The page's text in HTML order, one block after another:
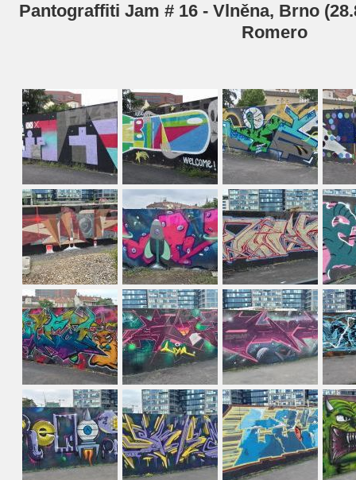
Pantograffiti Jam # 16 - Vlněna, Brno
Romero